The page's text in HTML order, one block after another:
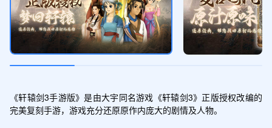
《轩辕剑3手游版》是由大宇同名游戏《轩辕剑3》正版授权改编的
完美复刻手游，游戏充分还原原作内庞大的剧情及人物。